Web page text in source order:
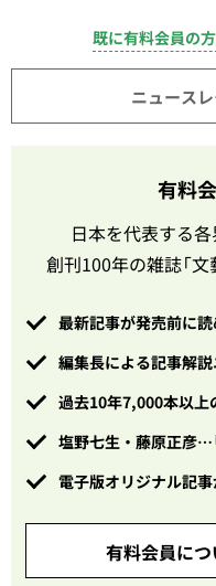
既に有料会員の
ニュースレ
有料
日本を代表する
創刊100年の雑誌「文
最新記事が発売前に読
編集長による記事解
過去10年7,000本以上
塩野七生・藤原正彦…
電子版オリジナル記
有料会員に